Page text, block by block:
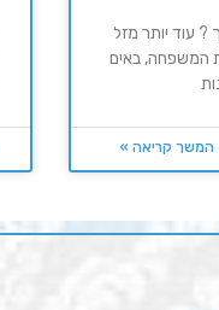
עוד יותר מזל
המשפחה, באים
המשך קריאה »